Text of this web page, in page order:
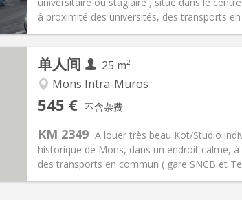
à proximité des universités, des transports
布局
单人间
25 m²
Mons Intra-Muros
545 € 不含杂费
KM 2349 A louer très beau Kot/Studio
historique de Mons, dans un endroit calme,
des transports en commun ( gare SNCB et
布局
浴室:独立
面积:25 m2